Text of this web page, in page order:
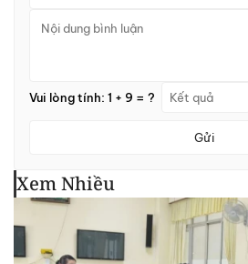
Vui lòng tính: 1 + 9 = ?
Gửi
Xem Nhiều